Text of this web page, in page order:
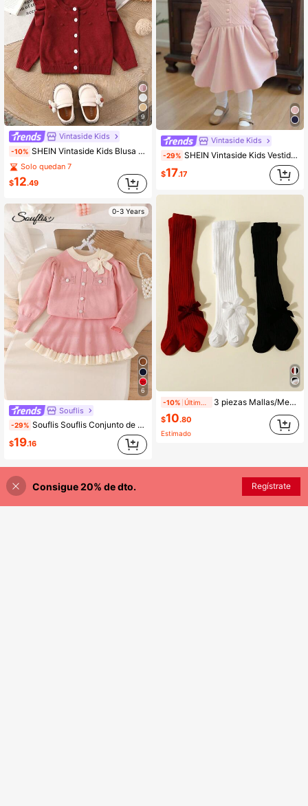
9
Vintaside Kids
-10% SHEIN Vintaside Kids Blusa casual de manga larga con botones frontales lisos para niña bebé
Solo quedan 7
$12.49
0-3 Years
6
Souflis
-29% Souflis Souflis Conjunto de suéter para niñas bebé, lindo conjunto de suéter de punto con volantes de moño 3D, cárdigan holgado y versátil + falda de 2 piezas, conjunto de suéter de punto de manga larga, adecuado para uso diario, viajes, salidas en otoño/invierno. Vestidos cálidos de color rosa para ropa de invierno de niña bebé. Conjuntos de ropa de niña bebé. Conjunto de blusa de manga larga con cuello bordado y volantes y falda con decoración de mariposa para niña bebé, atuendo de primavera otoño, ropa de dos piezas de invierno para niña bebé
$19.16
Vintaside Kids
-29% SHEIN Vintaside Kids Vestido de suéter de manga larga tejido para niñas bebé, adecuado para otoño/invierno, rosa y rosa claro, versátil, elegante, cuello con volantes, texturizado, de moda, lindo, adecuado para la escuela, uso diario, hogar, exterior, viajes
$17.17
-10% 3 piezas Mallas/Medias decoradas con lazo para niñas para uso diario
$10.80
Estimado
¡30% DE DESCUENTO! AÑADIR A LA BOLSA
Consigue 20% de dto. Regístrate